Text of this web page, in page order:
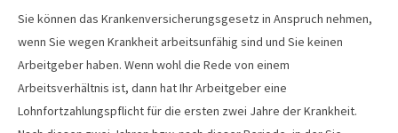
Sie können das Krankenversicherungsgesetz in Anspruch nehmen,
wenn Sie wegen Krankheit arbeitsunfähig sind und Sie keinen
Arbeitgeber haben. Wenn wohl die Rede von einem
Arbeitsverhältnis ist, dann hat Ihr Arbeitgeber eine
Lohnfortzahlungspflicht für die ersten zwei Jahre der Krankheit.